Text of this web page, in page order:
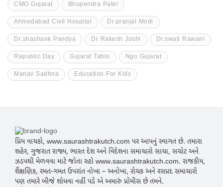
CMO Gujarat Bhupendra Patel
Ahmedabad Civil Hospital Dr.pranjal Modi
Dr.shashank Pandya Dr Rakesh Joshi Dr.swati Rawani
Republic Day Gujarat Tablo Ngo Gujarat
Manav Sadhna Education For Kids
પ્રિય વાચકો, www.saurashtrakutch.com પર આપનું સ્વાગત છે. તમારા
શહેર, ગુજરાત રાજ્ય, ભારત દેશ અને વિદેશના સમાચારો સાચા, સચોટ અને
ઝડપથી મેળવવા માટે જોતા રહો www.saurashtrakutch.com. રાજકીય,
શૈક્ષણિક, રમત-ગમત ઉપરાંત નોખા – અનોખા, રોચક અને રસપ્રદ સમાચારો
પણ તમારે બીજે શોધવા નહીં પડે એ અમારું પ્રોમીસ છે તમને.